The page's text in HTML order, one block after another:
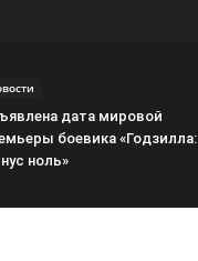
дата мировой
боевика «Годзилла:
ноль»